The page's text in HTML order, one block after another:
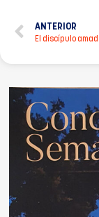
ANTERIOR
El discípulo